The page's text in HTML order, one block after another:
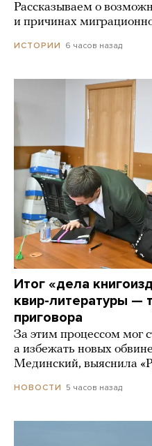
Рассказываем о
и причинах
ИСТОРИИ 6 часов назад
Итог «дела
квир-литературы —
приговора
За этим процессом мог
а избежать новых
Мединский, выяснила
НОВОСТИ 5 часов назад